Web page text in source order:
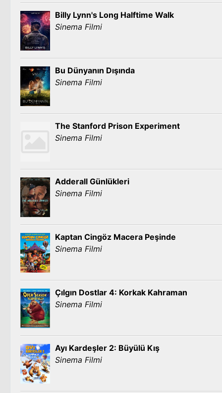
Billy Lynn's Long Halftime Walk
Sinema Filmi
Bu Dünyanın Dışında
Sinema Filmi
The Stanford Prison Experiment
Sinema Filmi
Adderall Günlükleri
Sinema Filmi
Kaptan Cingöz Macera Peşinde
Sinema Filmi
Çılgın Dostlar 4: Korkak Kahraman
Sinema Filmi
Ayı Kardeşler 2: Büyülü Kış
Sinema Filmi